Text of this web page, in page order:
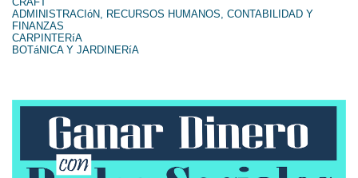
ADMINISTRACIóN, RECURSOS HUMANOS, CONTABILIDAD Y
FINANZAS
CARPINTERíA
BOTáNICA Y JARDINERíA